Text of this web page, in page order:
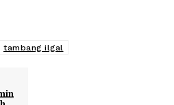
tambang ilgal